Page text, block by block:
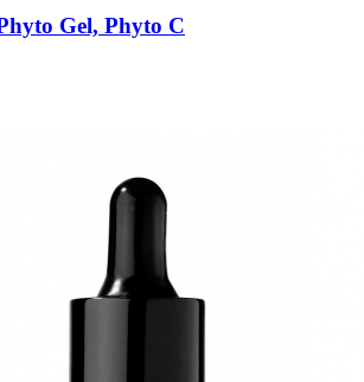
Gel, Phyto C